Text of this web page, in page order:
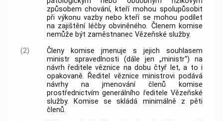
způsobem chování, kteří mohou spolupůsobit
při výkonu vazby nebo kteří se mohou podílet
na zajištění léčby obviněného. Členem komise
nemůže být zaměstnanec Vězeňské služby.
(2)
Členy komise jmenuje s jejich souhlasem
ministr spravedlnosti (dále jen „ministr“) na
návrh ředitele věznice na dobu čtyř let, a to i
opakovaně. Ředitel věznice ministrovi podává
návrhy na jmenování členů komise
prostřednictvím generálního ředitele Vězeňské
služby. Komise se skládá minimálně z pěti
členů.